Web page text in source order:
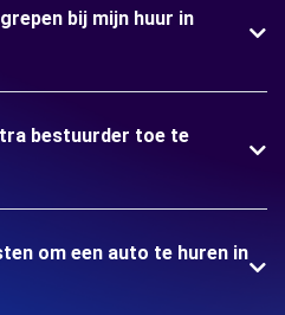
bij mijn huur in
bestuurder toe te
om een auto te huren in